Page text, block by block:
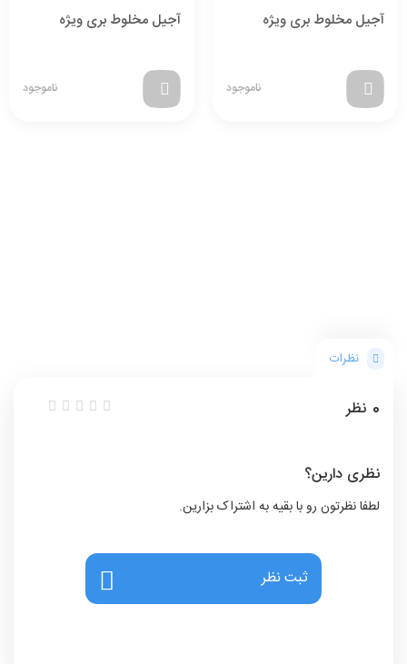
آجیل مخلوط بری ویژه
ناموجود
آجیل مخلوط بری ویژه
ناموجود
نظرات
0 نظر
نظری دارین؟
لطفا نظرتون رو با بقیه به اشتراک بزارین.
ثبت نظر